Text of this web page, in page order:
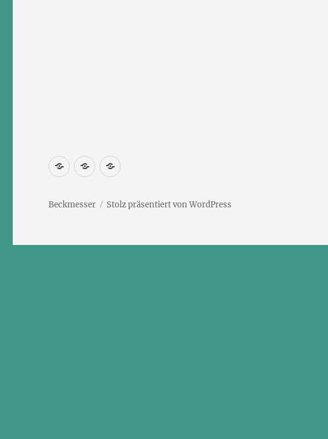
Newsletter
KontaktImpressum
Beckmesser Stolz präsentiert von WordPress